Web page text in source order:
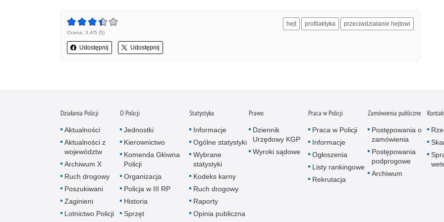
Ocena: 3.4/5 (5)
Udostępnij Udostępnij
hejt profilaktyka przeciwdziałanie hejtowi
Działania Policji
Aktualności
Aktualności z
województw
Archiwum X
Ruch drogowy
Poszukiwani
Zaginieni
Lotnictwo Policji
O Policji
Jednostki
Kierownictwo
Komenda Główna
Policji
Organizacja
Policja w III RP
Historia
Sprzęt
Statystyka
Informacje
Ogólne statystyki
Wybrane
statystyki
Kodeks karny
Ruch drogowy
Raporty
Opinia publiczna
Prawo
Dziennik
Urzędowy KGP
Wyroki sądowe
Praca w Policji
Praca w Policji
Informacje
Ogłoszenia
Listy rankingowe
Rekrutacja
Zamówienia publiczne
Postępowania o
zamówienia
Postępowania
podprogowe
Archiwum